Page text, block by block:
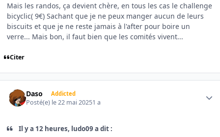
Mais les randos, ça devient chère, en tous les cas le challenge
bicyclic( 9€) Sachant que je ne peux manger aucun de leurs
biscuits et que je ne reste jamais à l'after pour boire un
verre... Mais bon, il faut bien que les comités vivent...
Citer
Daso Addicted
Posté(e) le 22 mai 20251 a
Il y a 12 heures, ludo09 a dit :